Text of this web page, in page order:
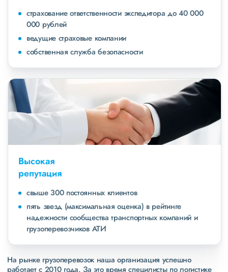
страхование ответственности экспедитора до 40 000
000 рублей
ведущие страховые компании
собственная служба безопасности
Высокая
репутация
свыше 300 постоянных клиентов
пять звезд (максимальная оценка) в рейтинге
надежности сообщества транспортных компаний и
грузоперевозчиков АТИ
На рынке грузоперевозок наша организация успешно
работает с 2010 года. За это время специлисты по логистике